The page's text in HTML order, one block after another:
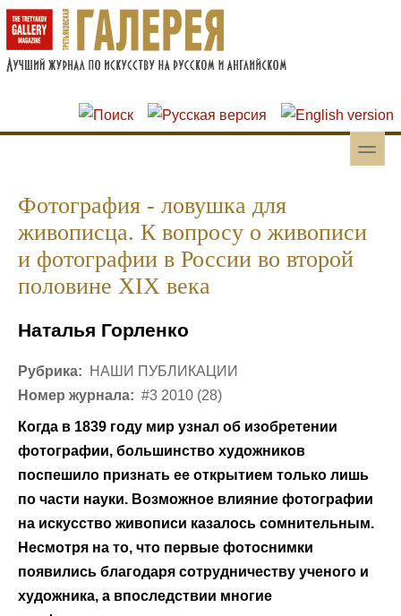
Перейти к основному содержанию
Skip to search
toggle
Фотография - ловушка для
живописца. К вопросу о живописи
и фотографии в России во второй
половине XIX века
Наталья Горленко
Рубрика:
НАШИ ПУБЛИКАЦИИ
Номер журнала: #3 2010 (28)
Когда в 1839 году мир узнал об изобретении
фотографии, большинство художников
поспешило признать ее открытием только лишь
по части науки. Возможное влияние фотографии
на искусство живописи казалось сомнительным.
Несмотря на то, что первые фотоснимки
появились благодаря сотрудничеству ученого и
художника, а впоследствии многие